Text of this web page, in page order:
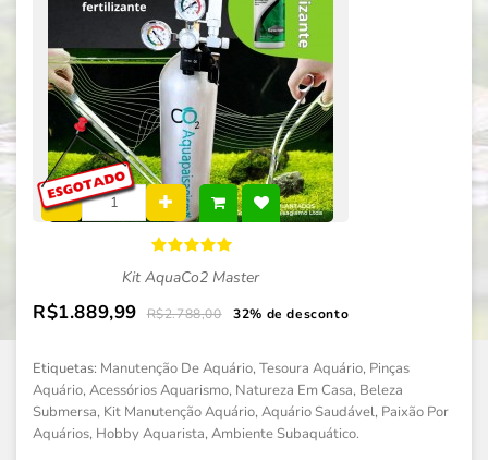
Kit AquaCo2 Master
R$1.889,99 R$2.788,00 32% de desconto
Etiquetas: Manutenção De Aquário, Tesoura Aquário, Pinças
Aquário, Acessórios Aquarismo, Natureza Em Casa, Beleza
Submersa, Kit Manutenção Aquário, Aquário Saudável, Paixão Por
Aquários, Hobby Aquarista, Ambiente Subaquático.